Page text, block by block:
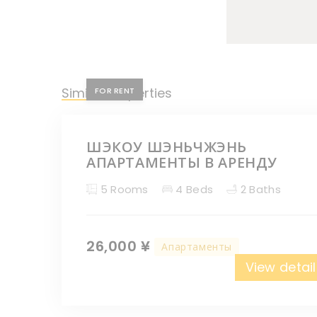
Similar Properties
FOR RENT
ШЭКОУ ШЭНЬЧЖЭНЬ
АПАРТАМЕНТЫ В АРЕНДУ
5 Rooms 4 Beds 2 Baths
26,000 ¥ Апартаменты
View